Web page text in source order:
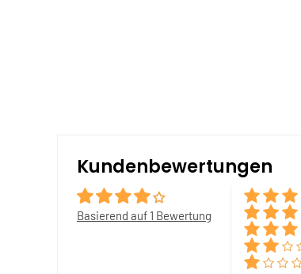
Kundenbewertungen
Basierend auf 1 Bewertung